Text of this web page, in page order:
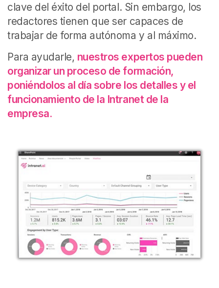
clave del éxito del portal. Sin embargo, los
redactores tienen que ser capaces de
trabajar de forma autónoma y al máximo.
Para ayudarle, nuestros expertos pueden
organizar un proceso de formación,
poniéndolos al día sobre los detalles y el
funcionamiento de la Intranet de la
empresa.